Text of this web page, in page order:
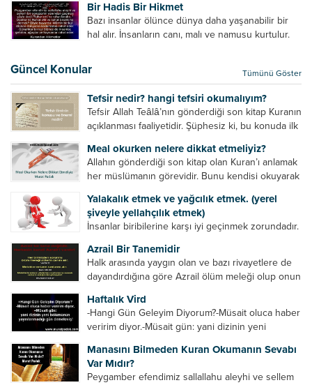
namazın hiçbir değeri yoktur. Gösteriş için
okunan ezanın hiçbir...
Bir Hadis Bir Hikmet
Bazı insanlar ölünce dünya daha yaşanabilir bir
hal alır. İnsanların canı, malı ve namusu kurtulur.
kurtulur. Ağaçlar onun zulmünden kurtulur....
Güncel Konular Tümünü Göster
Tefsir nedir? hangi tefsiri okumalıyım?
Tefsir Allah Teâlâ’nın gönderdiği son kitap Kuranın
açıklanması faaliyetidir. Şüphesiz ki, bu konuda ilk
ayetleri peygamber efendimize soruyor. O da
bunları izah ediyor/tefsir ediyordu. “Biz sana...
Meal okurken nelere dikkat etmeliyiz?
Allahın gönderdiği son kitap olan Kuran’ı anlamak
her müslümanın görevidir. Bunu kendisi okuyarak
yollarla anlamaya çalışmalıdır. Meal nedir? Arapça
bir kelime olan meal;...
Yalakalık etmek ve yağcılık etmek. (yerel
şiveyle yellahçılık etmek)
İnsanlar biribilerine karşı iyi geçinmek zorundadır.
makam gücü, nesep gücü, maddi güç, fiziki güç)
diğer insanları ezebiliyor. Normal şartlarda elinde
bu güçler...
Azrail Bir Tanemidir
Halk arasında yaygın olan ve bazı rivayetlere de
dayandırdığına göre Azrail ölüm meleği olup onun
Azrail tek başına aynı anda binlerce insanın
canını...
Haftalık Vird
-Hangi Gün Geleyim Diyorum?-Müsait oluca haber
veririm diyor.-Müsait gün: yani dizinin yeni
efendinin Haftalık Virdi HAFTALIK VİRD Pazartesi
Günü Hangi VİRD var?20:00 Star TV –...
Manasını Bilmeden Kuran Okumanın Sevabı
Var Mıdır?
Peygamber efendimiz sallallahu aleyhi ve sellem